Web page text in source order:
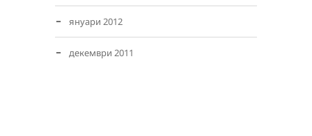
януари 2012
декември 2011